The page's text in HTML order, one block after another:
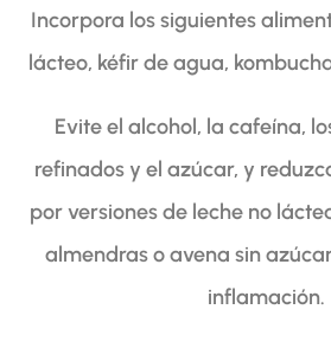
Incorpora los siguientes
lácteo, kéfir de agua,
Evite el alcohol, la cafeína,
refinados y el azúcar, y
por versiones de leche no
almendras o avena sin
inflamación.